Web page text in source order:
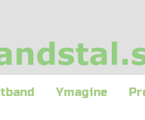
Ymagine